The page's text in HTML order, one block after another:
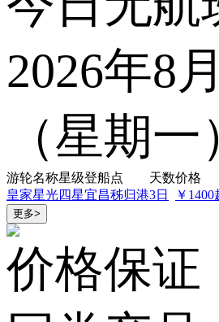
2026年8
（星期一
游轮名称星级登船点 天数价格
皇家星光四星宜昌秭归港3日 ￥1400
更多>
价格保证